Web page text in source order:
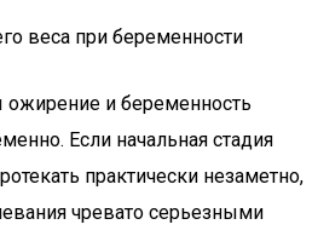
веса при беременности
ожирение и беременность
Если начальная стадия
практически незаметно,
чревато серьезными